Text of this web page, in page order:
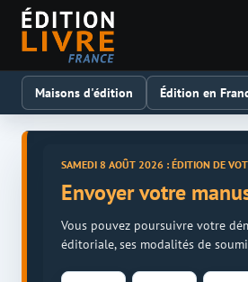
Maisons d'édition Édition en
SAMEDI 8 AOÛT 2026 : ÉDITION DE
Envoyer votre
Vous pouvez poursuivre votre
éditoriale, ses modalités de